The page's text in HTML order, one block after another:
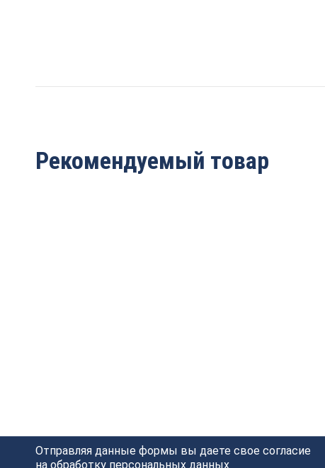
Рекомендуемый товар
Отправляя данные формы вы даете свое согласие
на обработку персональных данных